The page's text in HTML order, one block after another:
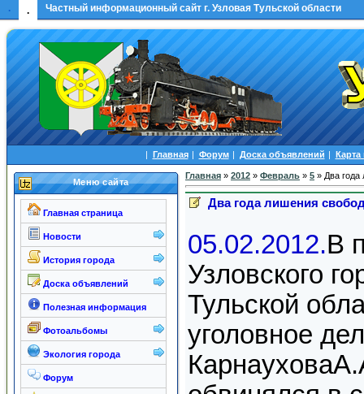
. . Частный информационный сайт г. Узловая Тульской области
| Главная | Форум | Доска объявлений | Карта
Меню сайта
Главная страница
Новости
История города
Доска объявлений
Полезная информация
Фотоальбомы
Экология города
Форум
Главная » 2012 » Февраль » 5 » Два года
Два года лишения
05.02.2012.В
Узловского
Тульской
уголовное